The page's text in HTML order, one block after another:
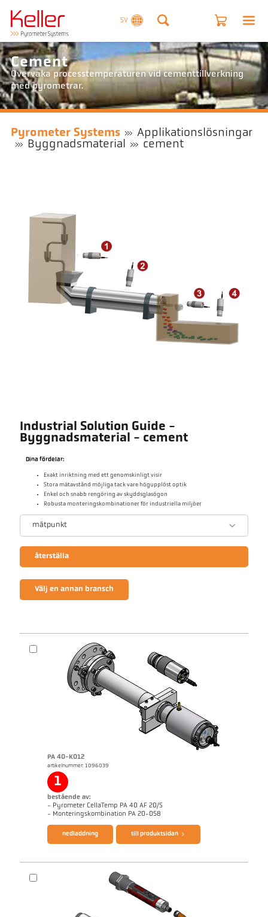
SV
Cement
Övervaka processtemperaturen vid cementtillverkning
med pyrometrar.
Pyrometer Systems
Applikationslösningar
Byggnadsmaterial
cement
Industrial Solution Guide -
Byggnadsmaterial - cement
Dina fördelar:
Exakt inriktning med ett genomskinligt visir
Stora mätavstånd möjliga tack vare högupplöst optik
Enkel och snabb rengöring av skyddsglasögon
Robusta monteringskombinationer för industriella miljöer
mätpunkt
återställa
Välj en annan bransch
PA 40-K012
artikelnummer: 1096039
1
bestående av:
- Pyrometer CellaTemp PA 40 AF 20/S
- Monteringskombination PA 20-058
broschyr CellaTemp PA Questionnaire Radiation Pyrometers
nedladdning till produktsidan